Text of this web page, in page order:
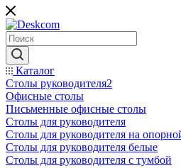
Каталог
Столы руководителя2
Офисные столы
Письменные офисные столы
Столы для руководителя
Столы для руководителя на
Столы для руководителя белые
Столы для руководителя с тумбой